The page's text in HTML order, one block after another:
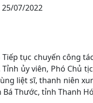
25/07/2022
Tiếp tục chuyến công
Tỉnh ủy viên, Phó Chủ
liệt sĩ, thanh niên
Bá Thước, tỉnh Thanh